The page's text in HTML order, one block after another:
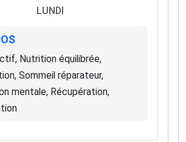
LUNDI
Nutrition équilibrée,
Sommeil réparateur,
mentale, Récupération,